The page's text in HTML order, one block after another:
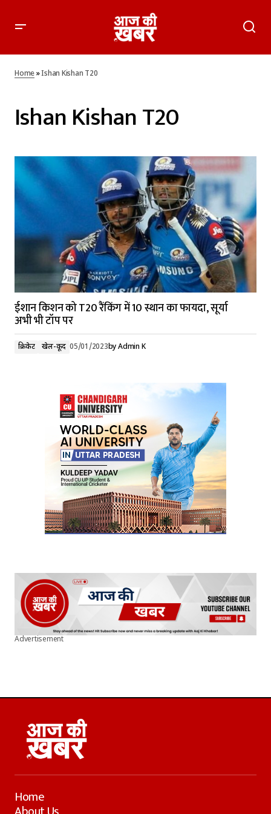
Home»Ishan Kishan T20
Ishan Kishan T20
ईशान किशन को T20 रैंकिंग में 10 स्थान का फायदा, सूर्या
अभी भी टॉप पर
क्रिकेट खेल-कूद 05/01/2023byAdmin K
Advertisement
Home